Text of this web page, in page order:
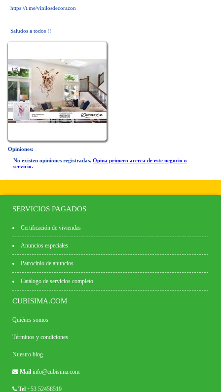
https://t.me/vinilosdecorazon
Saludos a todos !!
Opiniones:
No existen opiniones registradas. Opina primero acerca de este negocio o
servicio.
SERVICIOS PAGADOS
Certificación de viviendas
Anuncios especiales
Patrocinio de anuncios
Catálogo de servicios completo
CUBISIMA.COM
Quiénes somos
Términos y condiciones
Nuestro blog
Mail info@cubisima.com
Tel +53 52458519